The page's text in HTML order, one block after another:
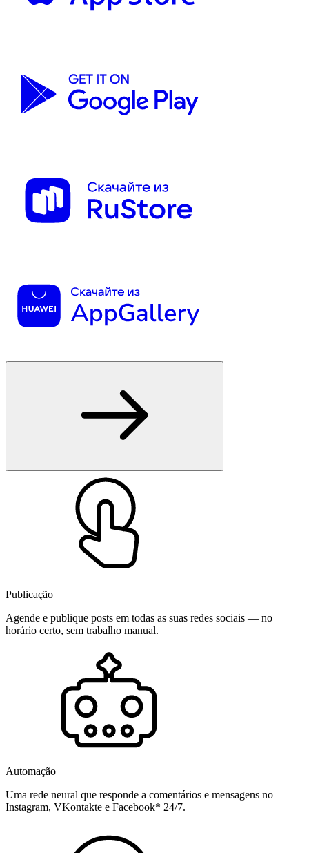
Publicação
Agende e publique posts em todas as suas redes sociais — no
horário certo, sem trabalho manual.
Automação
Uma rede neural que responde a comentários e mensagens no
Instagram, VKontakte e Facebook* 24/7.